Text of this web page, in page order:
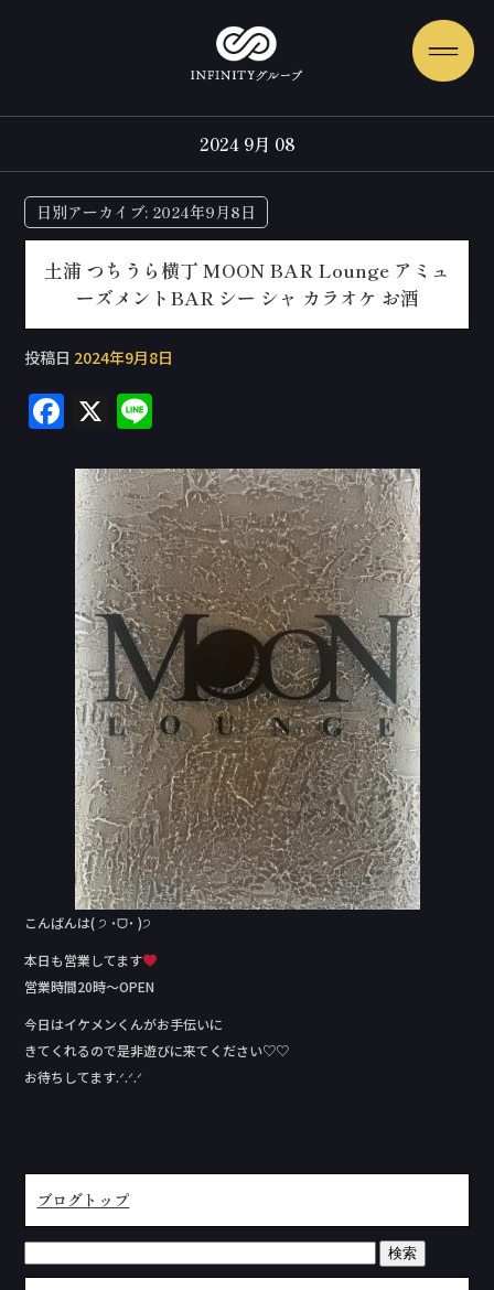
2024 9月 08
日別アーカイブ: 2024年9月8日
土浦 つちうら横丁 MOON BAR Lounge アミュ
ーズメントBAR シー シャ カラオケ お酒
投稿日 2024年9月8日
F
c
e
b
o
o
k
X
e
こんばんは( ੭ ˙ᗜ˙ )੭
本日も営業してます
営業時間20時～OPEN
今日はイケメンくんがお手伝いに
きてくれるので是非遊びに来てください♡♡
お待ちしてます.ᐟ.ᐟ.ᐟ
ブログトップ